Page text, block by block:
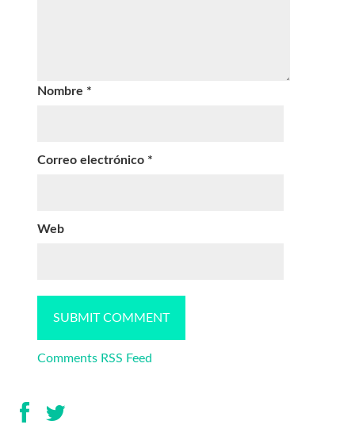
Nombre *
Correo electrónico *
Web
Comments RSS Feed